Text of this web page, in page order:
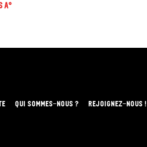
A°
QUI SOMMES-NOUS ? REJOIGNEZ-NOUS !